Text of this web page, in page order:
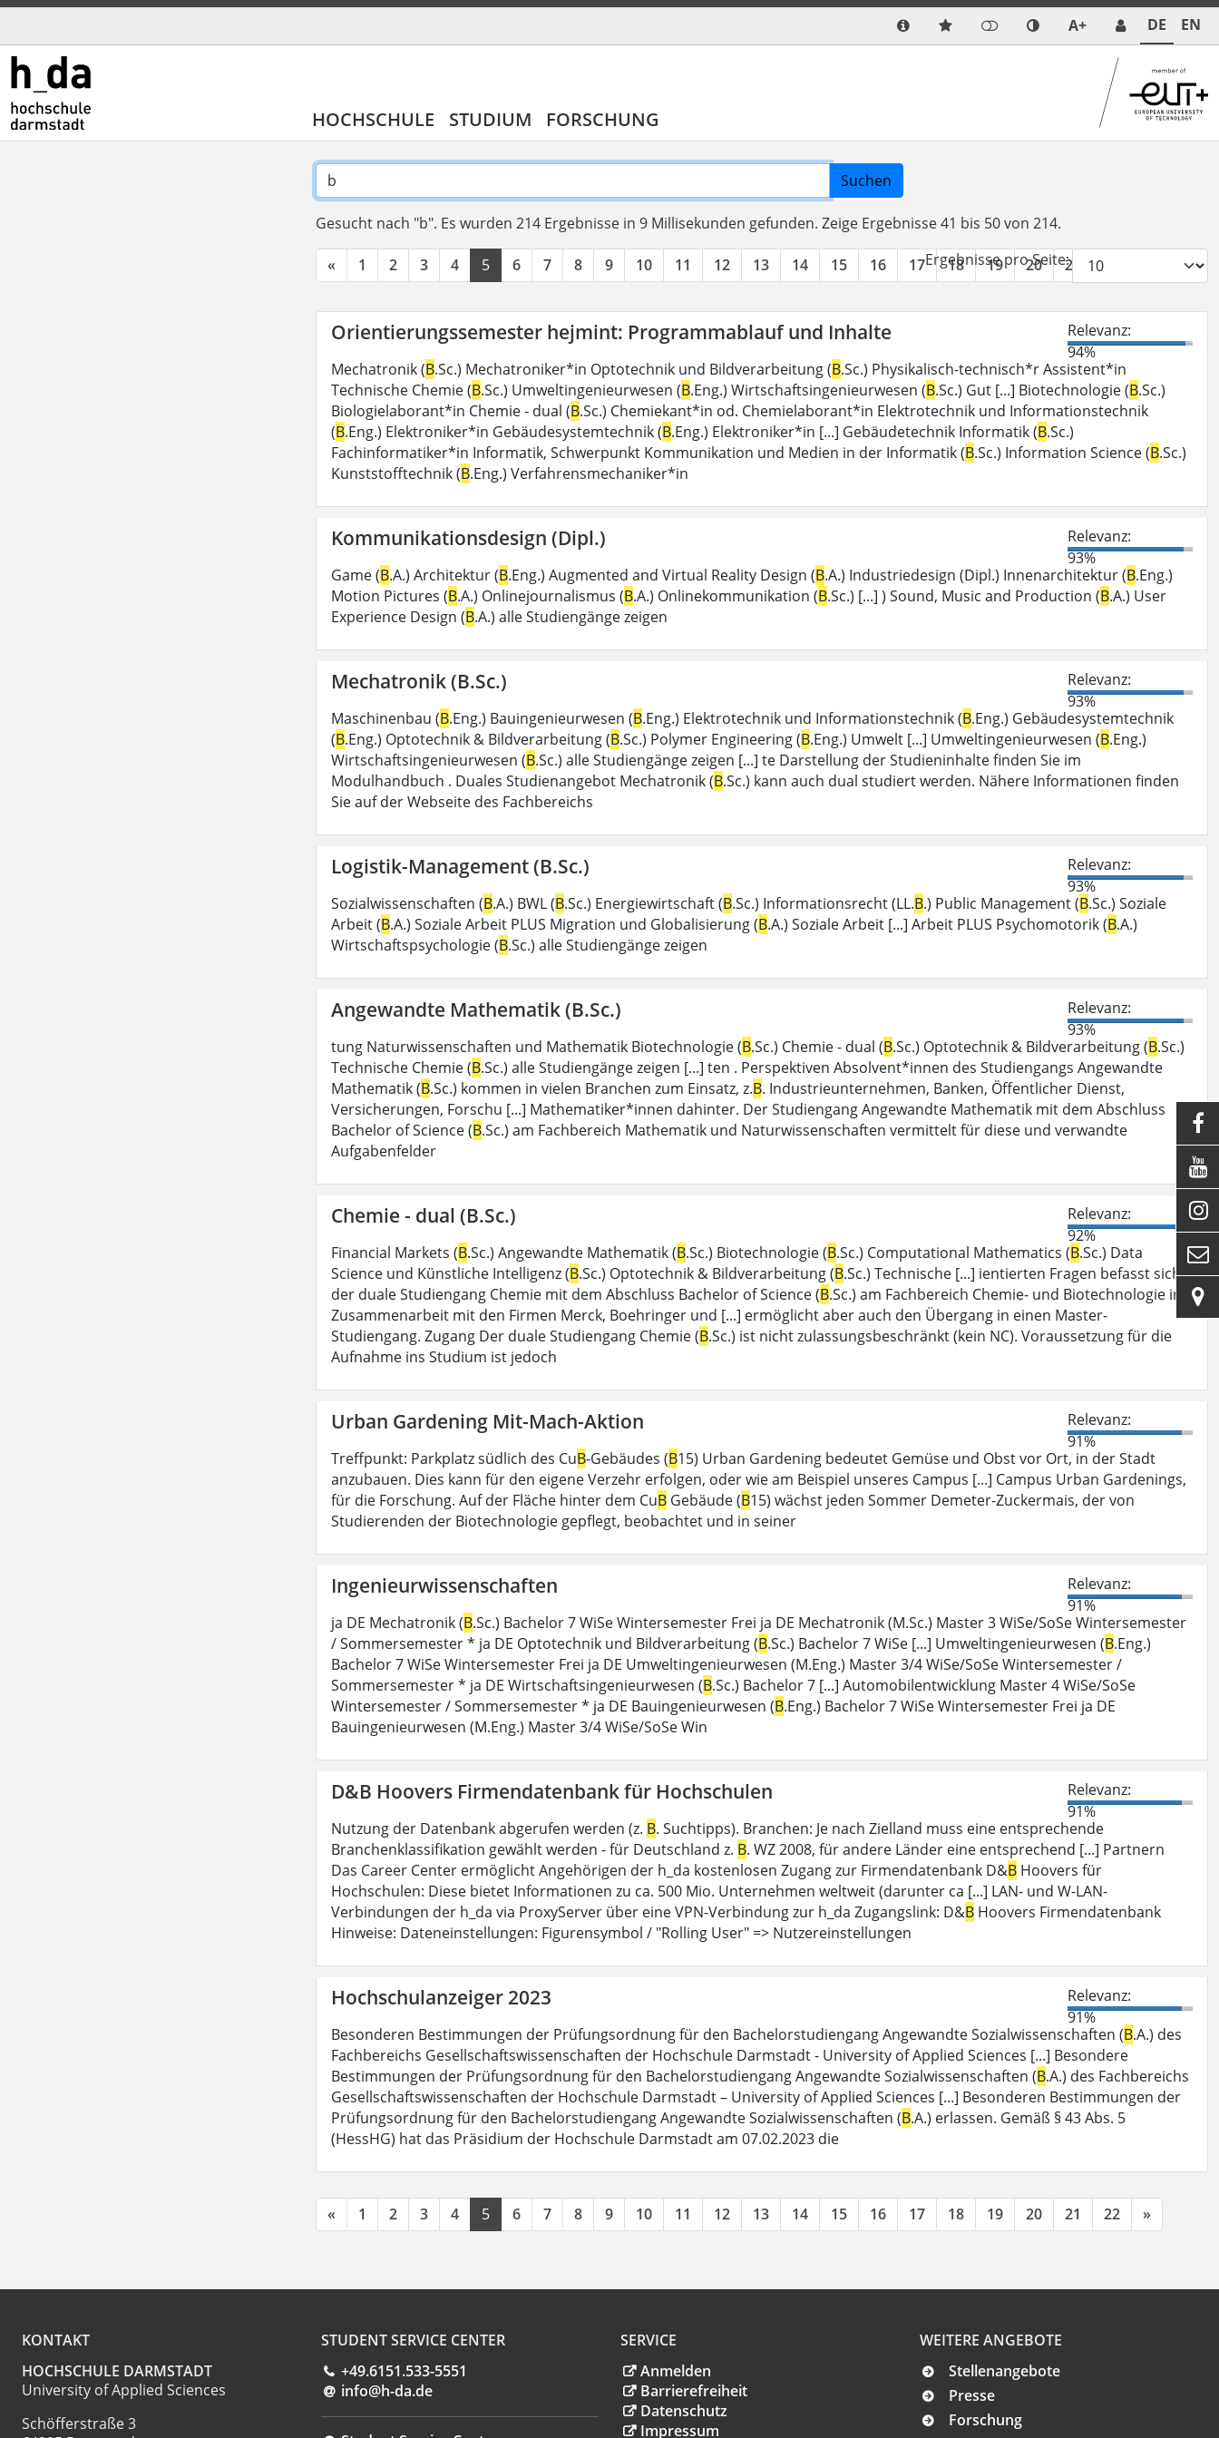
A+ DE EN
HOCHSCHULE STUDIUM FORSCHUNG
Suchen
Gesucht nach "b". Es wurden 214 Ergebnisse in 9 Millisekunden gefunden. Zeige Ergebnisse 41 bis 50 von 214.
« 1 2 3 4 5 6 7 8 9 10 11 12 13 14 15 16 17 18 19 20 21
Ergebnisse pro Seite:
Orientierungssemester hejmint: Programmablauf und Inhalte
Relevanz:
94%
Mechatronik (B.Sc.) Mechatroniker*in Optotechnik und Bildverarbeitung (B.Sc.) Physikalisch-technisch*r Assistent*in
Technische Chemie (B.Sc.) Umweltingenieurwesen (B.Eng.) Wirtschaftsingenieurwesen (B.Sc.) Gut [...] Biotechnologie (B.Sc.)
Biologielaborant*in Chemie - dual (B.Sc.) Chemiekant*in od. Chemielaborant*in Elektrotechnik und Informationstechnik
(B.Eng.) Elektroniker*in Gebäudesystemtechnik (B.Eng.) Elektroniker*in [...] Gebäudetechnik Informatik (B.Sc.)
Fachinformatiker*in Informatik, Schwerpunkt Kommunikation und Medien in der Informatik (B.Sc.) Information Science (B.Sc.)
Kunststofftechnik (B.Eng.) Verfahrensmechaniker*in
Kommunikationsdesign (Dipl.)
Relevanz:
93%
Game (B.A.) Architektur (B.Eng.) Augmented and Virtual Reality Design (B.A.) Industriedesign (Dipl.) Innenarchitektur (B.Eng.)
Motion Pictures (B.A.) Onlinejournalismus (B.A.) Onlinekommunikation (B.Sc.) [...] ) Sound, Music and Production (B.A.) User
Experience Design (B.A.) alle Studiengänge zeigen
Mechatronik (B.Sc.)
Relevanz:
93%
Maschinenbau (B.Eng.) Bauingenieurwesen (B.Eng.) Elektrotechnik und Informationstechnik (B.Eng.) Gebäudesystemtechnik
(B.Eng.) Optotechnik & Bildverarbeitung (B.Sc.) Polymer Engineering (B.Eng.) Umwelt [...] Umweltingenieurwesen (B.Eng.)
Wirtschaftsingenieurwesen (B.Sc.) alle Studiengänge zeigen [...] te Darstellung der Studieninhalte finden Sie im
Modulhandbuch . Duales Studienangebot Mechatronik (B.Sc.) kann auch dual studiert werden. Nähere Informationen finden
Sie auf der Webseite des Fachbereichs
Logistik-Management (B.Sc.)
Relevanz:
93%
Sozialwissenschaften (B.A.) BWL (B.Sc.) Energiewirtschaft (B.Sc.) Informationsrecht (LL.B.) Public Management (B.Sc.) Soziale
Arbeit (B.A.) Soziale Arbeit PLUS Migration und Globalisierung (B.A.) Soziale Arbeit [...] Arbeit PLUS Psychomotorik (B.A.)
Wirtschaftspsychologie (B.Sc.) alle Studiengänge zeigen
Angewandte Mathematik (B.Sc.)
Relevanz:
93%
tung Naturwissenschaften und Mathematik Biotechnologie (B.Sc.) Chemie - dual (B.Sc.) Optotechnik & Bildverarbeitung (B.Sc.)
Technische Chemie (B.Sc.) alle Studiengänge zeigen [...] ten . Perspektiven Absolvent*innen des Studiengangs Angewandte
Mathematik (B.Sc.) kommen in vielen Branchen zum Einsatz, z.B. Industrieunternehmen, Banken, Öffentlicher Dienst,
Versicherungen, Forschu [...] Mathematiker*innen dahinter. Der Studiengang Angewandte Mathematik mit dem Abschluss
Bachelor of Science (B.Sc.) am Fachbereich Mathematik und Naturwissenschaften vermittelt für diese und verwandte
Aufgabenfelder
Chemie - dual (B.Sc.)
Relevanz:
92%
Financial Markets (B.Sc.) Angewandte Mathematik (B.Sc.) Biotechnologie (B.Sc.) Computational Mathematics (B.Sc.) Data
Science und Künstliche Intelligenz (B.Sc.) Optotechnik & Bildverarbeitung (B.Sc.) Technische [...] ientierten Fragen befasst sich
der duale Studiengang Chemie mit dem Abschluss Bachelor of Science (B.Sc.) am Fachbereich Chemie- und Biotechnologie in
Zusammenarbeit mit den Firmen Merck, Boehringer und [...] ermöglicht aber auch den Übergang in einen Master-
Studiengang. Zugang Der duale Studiengang Chemie (B.Sc.) ist nicht zulassungsbeschränkt (kein NC). Voraussetzung für die
Aufnahme ins Studium ist jedoch
Urban Gardening Mit-Mach-Aktion
Relevanz:
91%
Treffpunkt: Parkplatz südlich des CuB-Gebäudes (B15) Urban Gardening bedeutet Gemüse und Obst vor Ort, in der Stadt
anzubauen. Dies kann für den eigene Verzehr erfolgen, oder wie am Beispiel unseres Campus [...] Campus Urban Gardenings,
für die Forschung. Auf der Fläche hinter dem CuB Gebäude (B15) wächst jeden Sommer Demeter-Zuckermais, der von
Studierenden der Biotechnologie gepflegt, beobachtet und in seiner
Ingenieurwissenschaften
Relevanz:
91%
ja DE Mechatronik (B.Sc.) Bachelor 7 WiSe Wintersemester Frei ja DE Mechatronik (M.Sc.) Master 3 WiSe/SoSe Wintersemester
/ Sommersemester * ja DE Optotechnik und Bildverarbeitung (B.Sc.) Bachelor 7 WiSe [...] Umweltingenieurwesen (B.Eng.)
Bachelor 7 WiSe Wintersemester Frei ja DE Umweltingenieurwesen (M.Eng.) Master 3/4 WiSe/SoSe Wintersemester /
Sommersemester * ja DE Wirtschaftsingenieurwesen (B.Sc.) Bachelor 7 [...] Automobilentwicklung Master 4 WiSe/SoSe
Wintersemester / Sommersemester * ja DE Bauingenieurwesen (B.Eng.) Bachelor 7 WiSe Wintersemester Frei ja DE
Bauingenieurwesen (M.Eng.) Master 3/4 WiSe/SoSe Win
D&B Hoovers Firmendatenbank für Hochschulen
Relevanz:
91%
Nutzung der Datenbank abgerufen werden (z. B. Suchtipps). Branchen: Je nach Zielland muss eine entsprechende
Branchenklassifikation gewählt werden - für Deutschland z. B. WZ 2008, für andere Länder eine entsprechend [...] Partnern
Das Career Center ermöglicht Angehörigen der h_da kostenlosen Zugang zur Firmendatenbank D&B Hoovers für
Hochschulen: Diese bietet Informationen zu ca. 500 Mio. Unternehmen weltweit (darunter ca [...] LAN- und W-LAN-
Verbindungen der h_da via ProxyServer über eine VPN-Verbindung zur h_da Zugangslink: D&B Hoovers Firmendatenbank
Hinweise: Dateneinstellungen: Figurensymbol / "Rolling User" => Nutzereinstellungen
Hochschulanzeiger 2023
Relevanz:
91%
Besonderen Bestimmungen der Prüfungsordnung für den Bachelorstudiengang Angewandte Sozialwissenschaften (B.A.) des
Fachbereichs Gesellschaftswissenschaften der Hochschule Darmstadt - University of Applied Sciences [...] Besondere
Bestimmungen der Prüfungsordnung für den Bachelorstudiengang Angewandte Sozialwissenschaften (B.A.) des Fachbereichs
Gesellschaftswissenschaften der Hochschule Darmstadt – University of Applied Sciences [...] Besonderen Bestimmungen der
Prüfungsordnung für den Bachelorstudiengang Angewandte Sozialwissenschaften (B.A.) erlassen. Gemäß § 43 Abs. 5
(HessHG) hat das Präsidium der Hochschule Darmstadt am 07.02.2023 die
« 1 2 3 4 5 6 7 8 9 10 11 12 13 14 15 16 17 18 19 20 21 22 »
KONTAKT
HOCHSCHULE DARMSTADT
University of Applied Sciences
Schöfferstraße 3
STUDENT SERVICE CENTER
+49.6151.533-5551
info@h-da.de
SERVICE
Anmelden
Barrierefreiheit
Datenschutz
Impressum
WEITERE ANGEBOTE
Stellenangebote
Presse
Forschung




